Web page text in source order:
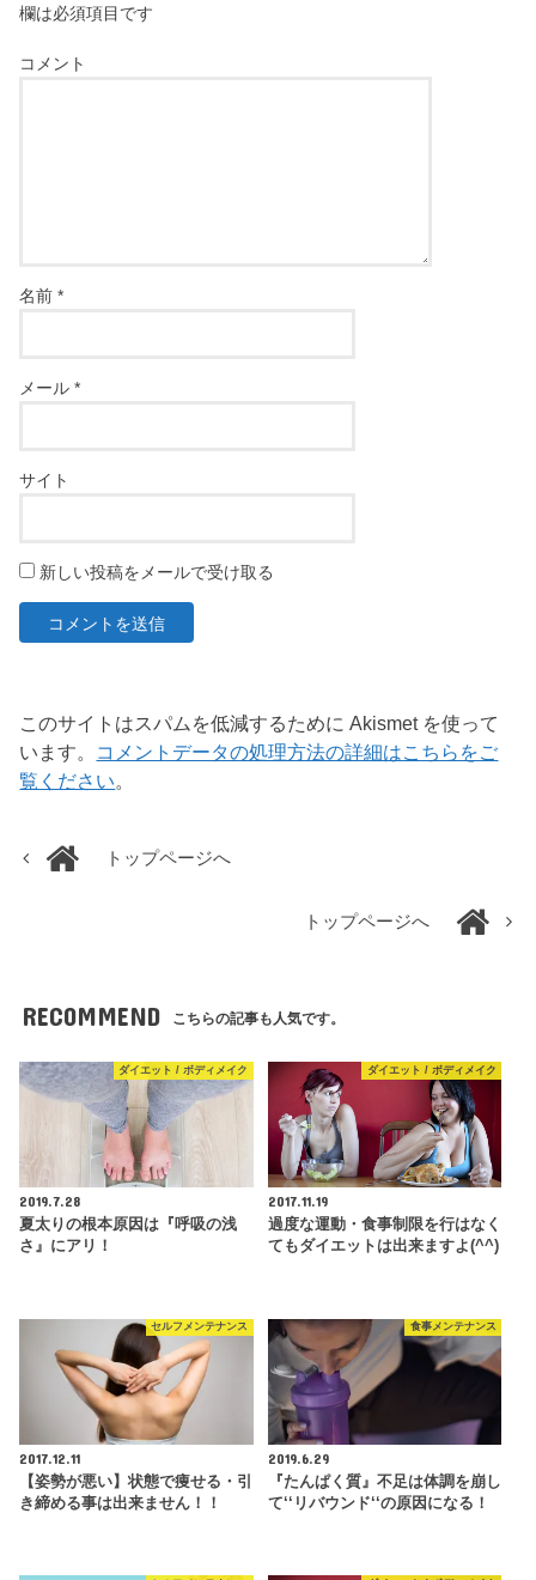
欄は必須項目です
コメント
名前*
メール*
サイト
新しい投稿をメールで受け取る
このサイトはスパムを低減するために Akismet を使って
います。 コメントデータの処理方法の詳細はこちらをご
覧ください。
トップページへ
トップページへ
RECOMMEND こちらの記事も人気です。
ダイエット / ボディメイク
2019.7.28
夏太りの根本原因は『呼吸の浅
さ』にアリ！
ダイエット / ボディメイク
2017.11.19
過度な運動・食事制限を行はなく
てもダイエットは出来ますよ(^^)
セルフメンテナンス
2017.12.11
【姿勢が悪い】状態で痩せる・引
き締める事は出来ません！！
食事メンテナンス
2019.6.29
『たんぱく質』不足は体調を崩し
て‘‘リバウンド‘‘の原因になる！